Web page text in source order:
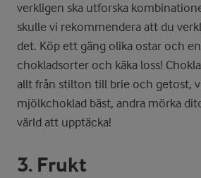
verkligen ska utforska
skulle vi rekommendera att du
det. Köp ett gäng olika ostar och
chokladsorter och käka loss!
allt från stilton till brie och getost,
mjölkchoklad bäst, andra mörka
värld att upptäcka!
3. Frukt